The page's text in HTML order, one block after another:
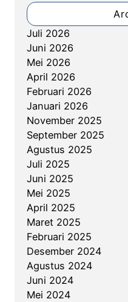
o
n
e
s
i
r
P
e
h
Juli 2026
Juni 2026
Mei 2026
April 2026
Februari 2026
Januari 2026
November 2025
September 2025
Agustus 2025
Juli 2025
Juni 2025
Mei 2025
April 2025
Maret 2025
Februari 2025
Desember 2024
Agustus 2024
Juni 2024
Mei 2024